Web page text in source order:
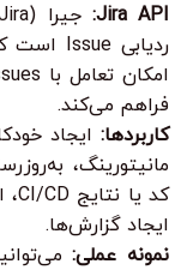
Jira API:
فراهم می‌کند.
کاربردها:
ایجاد گزارش‌ها.
نمونه عملی: